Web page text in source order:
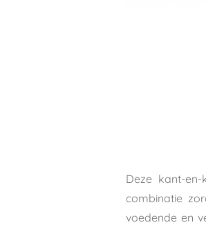
Deze kant-
combinatie
voedende en